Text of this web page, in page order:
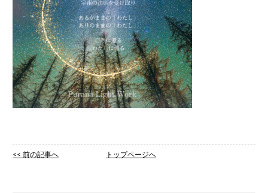
<< 前の記事へ トップページへ